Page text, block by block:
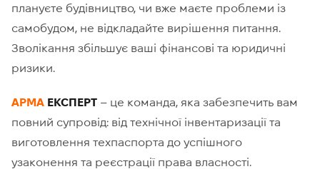
плануєте будівництво, чи вже маєте проблеми із
самобудом, не відкладайте вирішення питання.
Зволікання збільшує ваші фінансові та юридичні
ризики.
АРМА ЕКСПЕРТ – це команда, яка забезпечить вам
повний супровід: від технічної інвентаризації та
виготовлення техпаспорта до успішного
узаконення та реєстрації права власності.